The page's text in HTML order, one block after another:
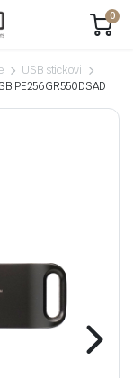
0
USB stickovi
PE256GR550DSAD